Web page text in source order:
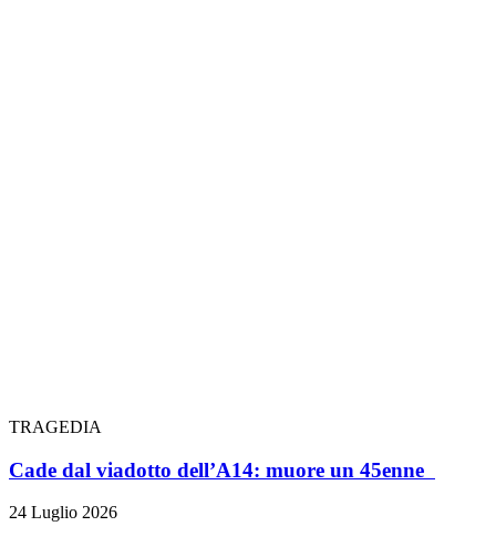
TRAGEDIA
Cade dal viadotto dell’A14: muore un 45enne
24 Luglio 2026